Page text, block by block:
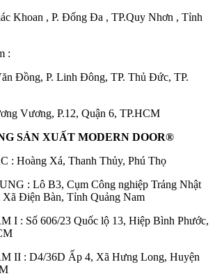
Gỗ HDF
Khoan , P. Đống Đa , TP.Quy Nhơn , Tỉnh
:
Đồng, P. Linh Đông, TP. Thủ Đức, TP.
Vương, P.12, Quận 6, TP.HCM
SẢN XUẤT MODERN DOOR®
: Hoàng Xá, Thanh Thủy, Phú Thọ
: Lô B3, Cụm Công nghiệp Trảng Nhật
Điện Bàn, Tỉnh Quảng Nam
I : Số 606/23 Quốc lộ 13, Hiệp Bình Phước,
II : D4/36D Ấp 4, Xã Hưng Long, Huyện